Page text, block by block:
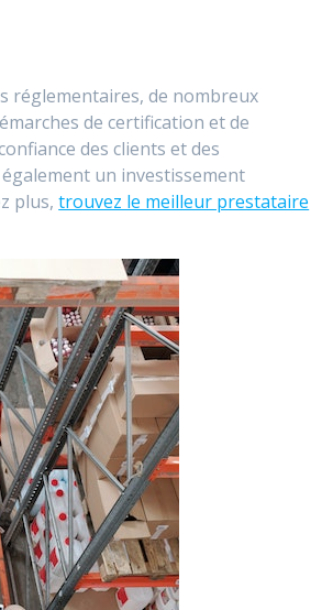
réglementaires, de nombreux
de certification et de
des clients et des
un investissement
plus,trouvez le meilleur prestataire